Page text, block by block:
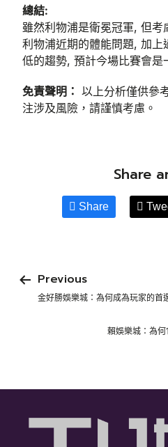
總結:
雖然利物浦是衛冕冠軍, 但考
利物浦近期的體能問題, 加上
低的趨勢, 預計今場比賽會是
免責聲明： 以上分析僅供參
注涉及風險，請謹慎考慮。
Share
Share
Previous
金好勝娛樂城：為何成為玩家的首
賴娛樂城：為